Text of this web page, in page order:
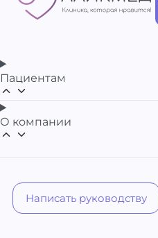
Написать руководству
Пациентам
О компании